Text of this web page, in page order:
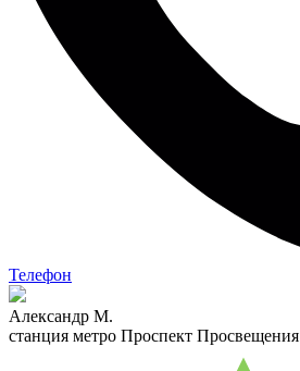
Телефон
Александр М.
станция метро Проспект Просвещения